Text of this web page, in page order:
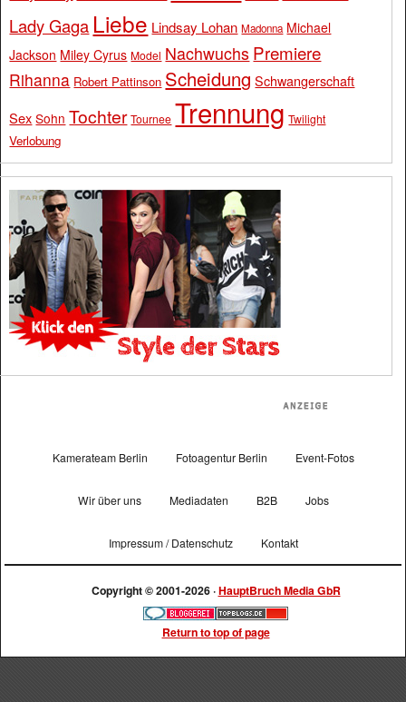
Lady Gaga Liebe Lindsay Lohan Madonna Michael
Jackson Miley Cyrus Model Nachwuchs Premiere
Rihanna Robert Pattinson Scheidung Schwangerschaft
Sex Sohn Tochter Tournee Trennung Twilight
Verlobung
Kamerateam Berlin Fotoagentur Berlin Event-Fotos
Wir über uns Mediadaten B2B Jobs
Impressum / Datenschutz Kontakt
Copyright © 2001-2026 ·HauptBruch Media GbR
Return to top of page